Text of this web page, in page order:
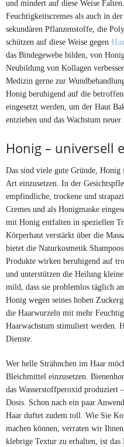
und mindert auf diese Weise
Feuchtigkeitscremes als auch in
sekundären Pflanzenstoffe, die
schützen auf diese Weise gegen
das Bindegewebe bilden, von
Neubildung von Kollagen
Medizin gerne zur
Honig beruhigend auf die
eingesetzt werden, um der Haut
entziehen und das Wachstum
Honig – universell
Das sind viele gute Gründe,
Art einzusetzen. In der
empfindliche, trockene und
Cremes und als Honigmaske
mit Honig entfalten in speziellen
Körperhaut verstärkt über die
bietet die Naturkosmetik
Produkte wirken beruhigend auf
und unterstützen die Heilung
mild, dass sie problemlos täglich
Honig wegen seines hohen
die Haarwurzeln mit mehr
Haarwachstum stimuliert werden.
Dienste.
Wer helle Strähnchen im Haar
Bleichmittel einzusetzen.
das Wasserstoffperoxid produziert
Dosis. Schon nach ein paar
Haar duftet zudem toll. Wie Sie
machen können, verraten wir
klebrige Textur zu erhalten, ist das